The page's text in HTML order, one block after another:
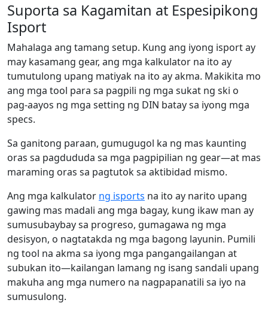
Suporta sa Kagamitan at Espesipikong
Isport
Mahalaga ang tamang setup. Kung ang iyong isport ay
may kasamang gear, ang mga kalkulator na ito ay
tumutulong upang matiyak na ito ay akma. Makikita mo
ang mga tool para sa pagpili ng mga sukat ng ski o
pag-aayos ng mga setting ng DIN batay sa iyong mga
specs.
Sa ganitong paraan, gumugugol ka ng mas kaunting
oras sa pagdududa sa mga pagpipilian ng gear—at mas
maraming oras sa pagtutok sa aktibidad mismo.
Ang mga kalkulator ng isports na ito ay narito upang
gawing mas madali ang mga bagay, kung ikaw man ay
sumusubaybay sa progreso, gumagawa ng mga
desisyon, o nagtatakda ng mga bagong layunin. Pumili
ng tool na akma sa iyong mga pangangailangan at
subukan ito—kailangan lamang ng isang sandali upang
makuha ang mga numero na nagpapanatili sa iyo na
sumusulong.